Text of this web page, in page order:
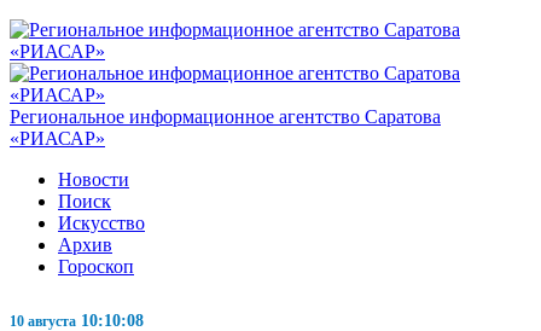
Региональное информационное агентство Саратова
«РИАСАР»
Новости
Поиск
Искусство
Архив
Гороскоп
10 августа 10:10:09